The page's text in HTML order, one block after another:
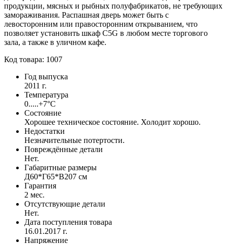
продукции, мясных и рыбных полуфабрикатов, не требующих
замораживания. Распашная дверь может быть с
левосторонним или правосторонним открыванием, что
позволяет установить шкаф C5G в любом месте торгового
зала, а также в уличном кафе.
Код товара: 1007
Год выпуска
2011 г.
Температура
0.....+7°С
Состояние
Хорошее техническое состояние. Холодит хорошо.
Недостатки
Незначительные потертости.
Повреждённые детали
Нет.
Габаритные размеры
Д60*Г65*В207 см
Гарантия
2 мес.
Отсутствующие детали
Нет.
Дата поступления товара
16.01.2017 г.
Напряжение